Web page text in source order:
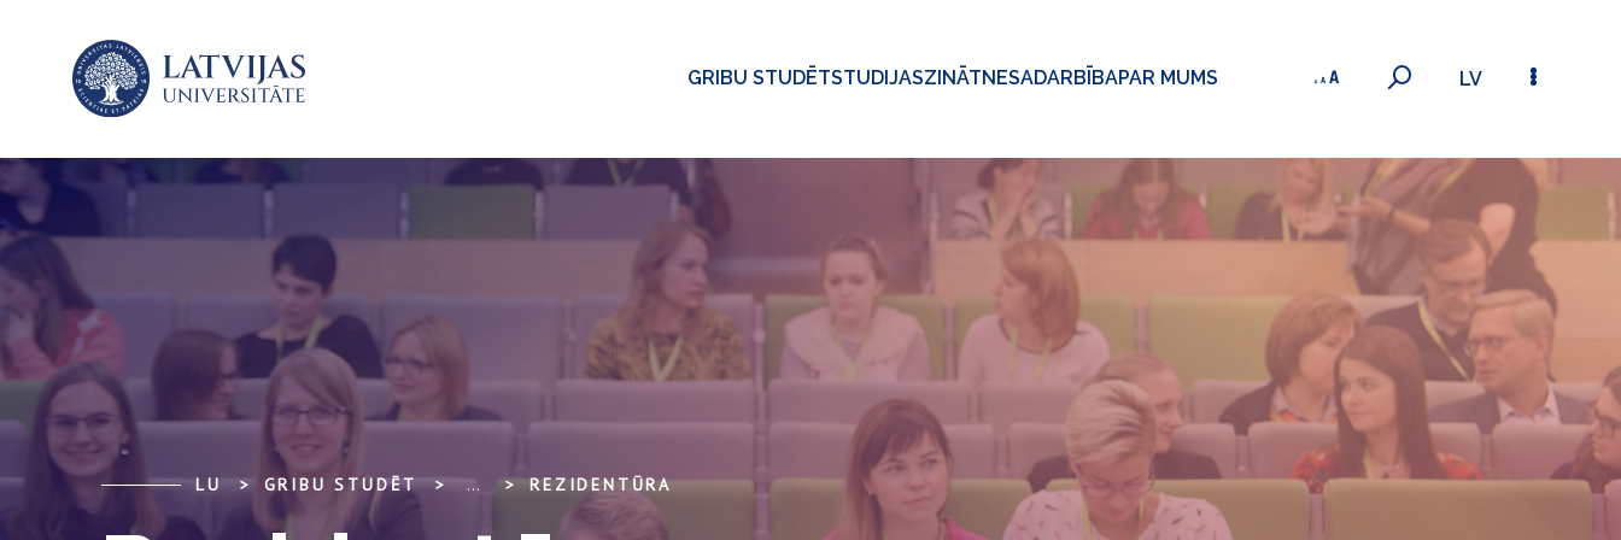
GRIBU STUDĒTSTUDIJASZINĀTNESADARBĪBAPAR MUMS LV
LU GRIBU STUDĒT ... REZIDENTŪRA